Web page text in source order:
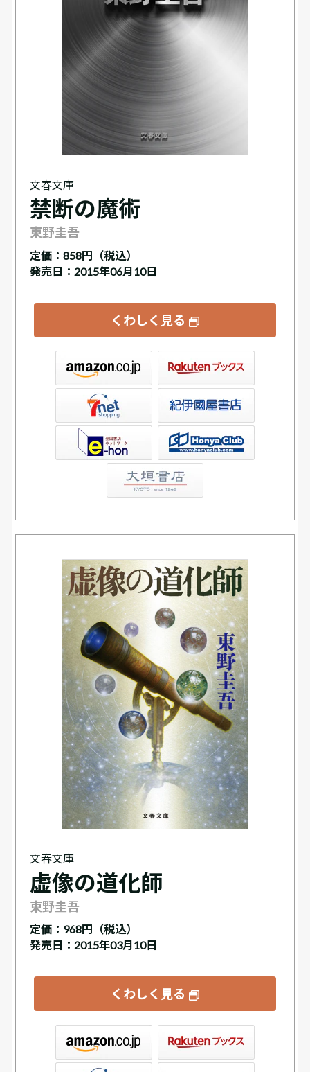
文春文庫
禁断の魔術
東野圭吾
定価： 858円（税込）
発売日：2015年06月10日
くわしく見る
書店ウェブストア
文春文庫
虚像の道化師
東野圭吾
定価： 968円（税込）
発売日：2015年03月10日
くわしく見る